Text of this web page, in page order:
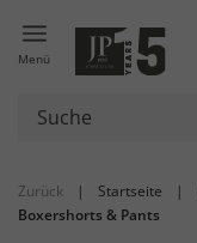
Menü
Zurück | Startseite |
Boxershorts & Pants